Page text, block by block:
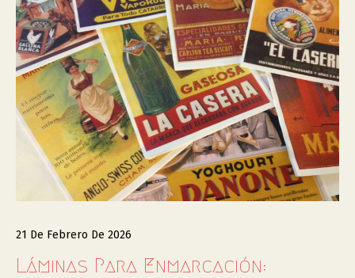
21 De Febrero De 2026
Láminas Para Enmarcación: